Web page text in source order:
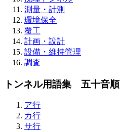
測量・計測
環境保全
覆工
計画・設計
設備・維持管理
調査
トンネル用語集 五十音順
ア行
カ行
サ行